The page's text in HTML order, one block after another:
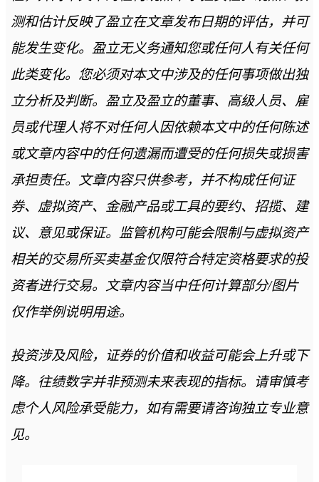
测和估计反映了盈立在文章发布日期的评估，并可
能发生变化。盈立无义务通知您或任何人有关任何
此类变化。您必须对本文中涉及的任何事项做出独
立分析及判断。盈立及盈立的董事、高级人员、雇
员或代理人将不对任何人因依赖本文中的任何陈述
或文章内容中的任何遗漏而遭受的任何损失或损害
承担责任。文章内容只供参考，并不构成任何证
券、虚拟资产、金融产品或工具的要约、招揽、建
议、意见或保证。监管机构可能会限制与虚拟资产
相关的交易所买卖基金仅限符合特定资格要求的投
资者进行交易。文章内容当中任何计算部分/图片
仅作举例说明用途。
投资涉及风险，证券的价值和收益可能会上升或下
降。往绩数字并非预测未来表现的指标。请审慎考
虑个人风险承受能力，如有需要请咨询独立专业意
见。